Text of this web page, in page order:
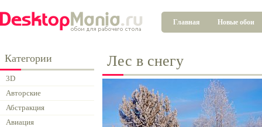
Главная Новые обои
Категории
3D
Авторские
Абстракция
Авиация
Лес в снегу